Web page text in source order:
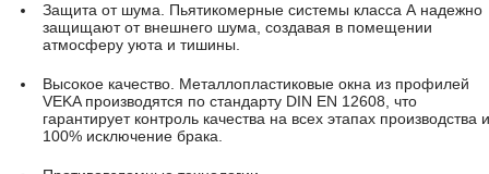
Защита от шума. Пьятикомерные системы класса А надежно
защищают от внешнего шума, создавая в помещении
атмосферу уюта и тишины.
Высокое качество. Металлопластиковые окна из профилей
VEKA производятся по стандарту DIN EN 12608, что
гарантирует контроль качества на всех этапах производства и
100% исключение брака.